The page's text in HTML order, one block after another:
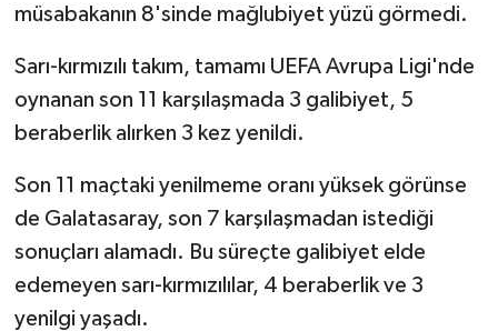
müsabakanın 8'sinde mağlubiyet yüzü görmedi.
Sarı-kırmızılı takım, tamamı UEFA Avrupa Ligi'nde
oynanan son 11 karşılaşmada 3 galibiyet, 5
beraberlik alırken 3 kez yenildi.
Son 11 maçtaki yenilmeme oranı yüksek görünse
de Galatasaray, son 7 karşılaşmadan istediği
sonuçları alamadı. Bu süreçte galibiyet elde
edemeyen sarı-kırmızılılar, 4 beraberlik ve 3
yenilgi yaşadı.